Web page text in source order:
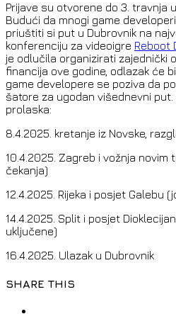
Prijave su otvorene do 3. travnja
Budući da mnogi game
priuštiti si put u Dubrovnik na
konferenciju za videoigre Reboot
je odlučila organizirati zajednički
financija ove godine, odlazak će
game developere se poziva da
šatore za ugodan višednevni
prolaska:
8.4.2025. kretanje iz Novske,
10.4.2025. Zagreb i vožnja novim
čekanja)
12.4.2025. Rijeka i posjet Galebu
14.4.2025. Split i posjet
uključene)
16.4.2025. Ulazak u Dubrovnik
SHARE THIS